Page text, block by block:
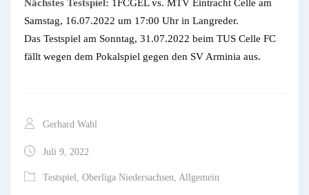
Nächstes Testspiel: 1FCGEL vs. MTV Eintracht Celle am
Samstag, 16.07.2022 um 17:00 Uhr in Langreder.
Das Testspiel am Sonntag, 31.07.2022 beim TUS Celle FC
fällt wegen dem Pokalspiel gegen den SV Arminia aus.
Gerhard Wahl
Juli 9, 2022
Testspiel Oberliga Niedersachsen Allgemein